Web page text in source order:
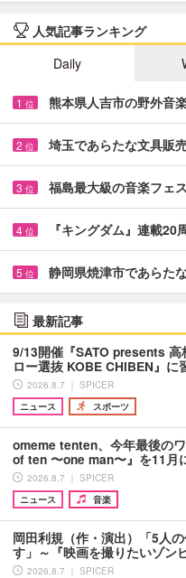
人気記事ランキング
Daily
1 位 熊本県人吉市の野外音
2 位 埼玉であらたな文具
3 位 福島最大級の音楽フェ
4 位 『キングダム』連載
5 位 静岡県焼津市であらた
最新記事
9/13開催『SATO presents
ロー選抜 KOBE CHIBEN』
2026.8.7 ｜ SPICER
ニュース
スポーツ
omeme tenten、今年最後の
of ten 〜one man〜』を11月
2026.8.7 ｜ SPICER
ニュース
音楽
岡田利規（作・演出）「5人
す」～『映画を撮りたいゾン
2026.8.7 ｜ SPICER